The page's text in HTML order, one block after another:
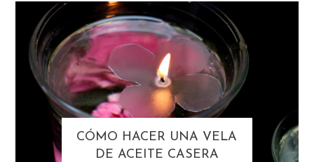
CÓMO HACER UNA VELA
DE ACEITE CASERA